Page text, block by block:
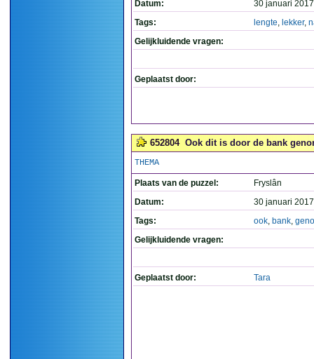
Datum:
30 januari
Tags:
lengte, lekker,
Gelijkluidende vragen:
Geplaatst door:
652804 Ook dit is door de bank
THEMA
Plaats van de puzzel:
Fryslân
Datum:
30 januari
Tags:
ook, bank,
Gelijkluidende vragen:
Geplaatst door: Tara